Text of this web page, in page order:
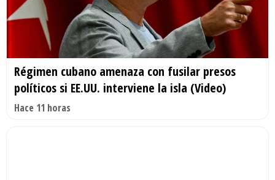
Régimen cubano amenaza con fusilar presos
políticos si EE.UU. interviene la isla (Video)
Hace 11 horas